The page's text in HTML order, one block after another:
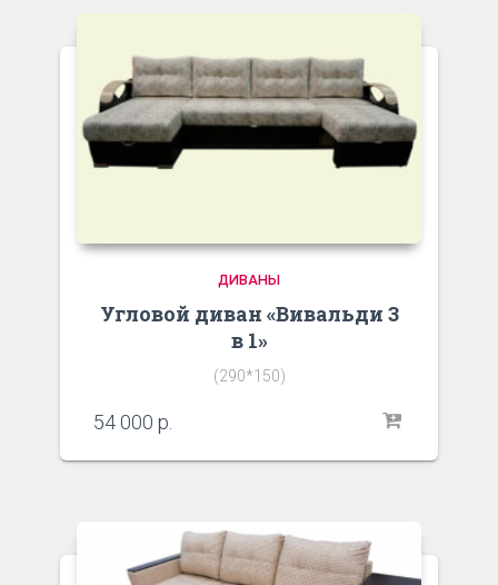
ДИВАНЫ
Угловой диван «Вивальди 3
в 1»
(290*150)
54 000 р.